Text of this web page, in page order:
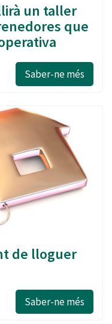
un taller
que
Saber-ne més
de lloguer
Saber-ne més